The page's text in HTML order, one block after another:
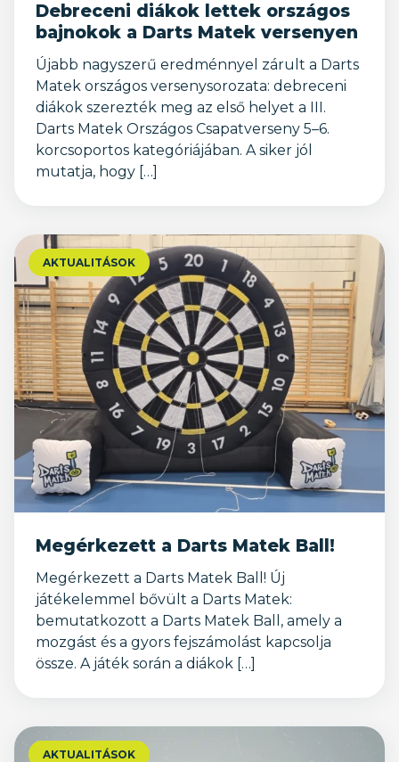
Debreceni diákok lettek országos
bajnokok a Darts Matek versenyen
Újabb nagyszerű eredménnyel zárult a Darts
Matek országos versenysorozata: debreceni
diákok szerezték meg az első helyet a III.
Darts Matek Országos Csapatverseny 5–6.
korcsoportos kategóriájában. A siker jól
mutatja, hogy […]
AKTUALITÁSOK
Megérkezett a Darts Matek Ball!
Megérkezett a Darts Matek Ball! Új
játékelemmel bővült a Darts Matek:
bemutatkozott a Darts Matek Ball, amely a
mozgást és a gyors fejszámolást kapcsolja
össze. A játék során a diákok […]
AKTUALITÁSOK